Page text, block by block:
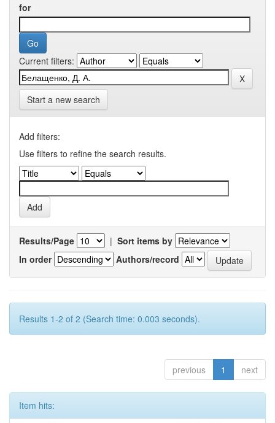
for
Current filters:
Start a new search
Add filters:
Use filters to refine the search results.
Results/Page | Sort items by
In order
Authors/record
Results 1-2 of 2 (Search time: 0.003 seconds).
previous 1 next
Item hits: